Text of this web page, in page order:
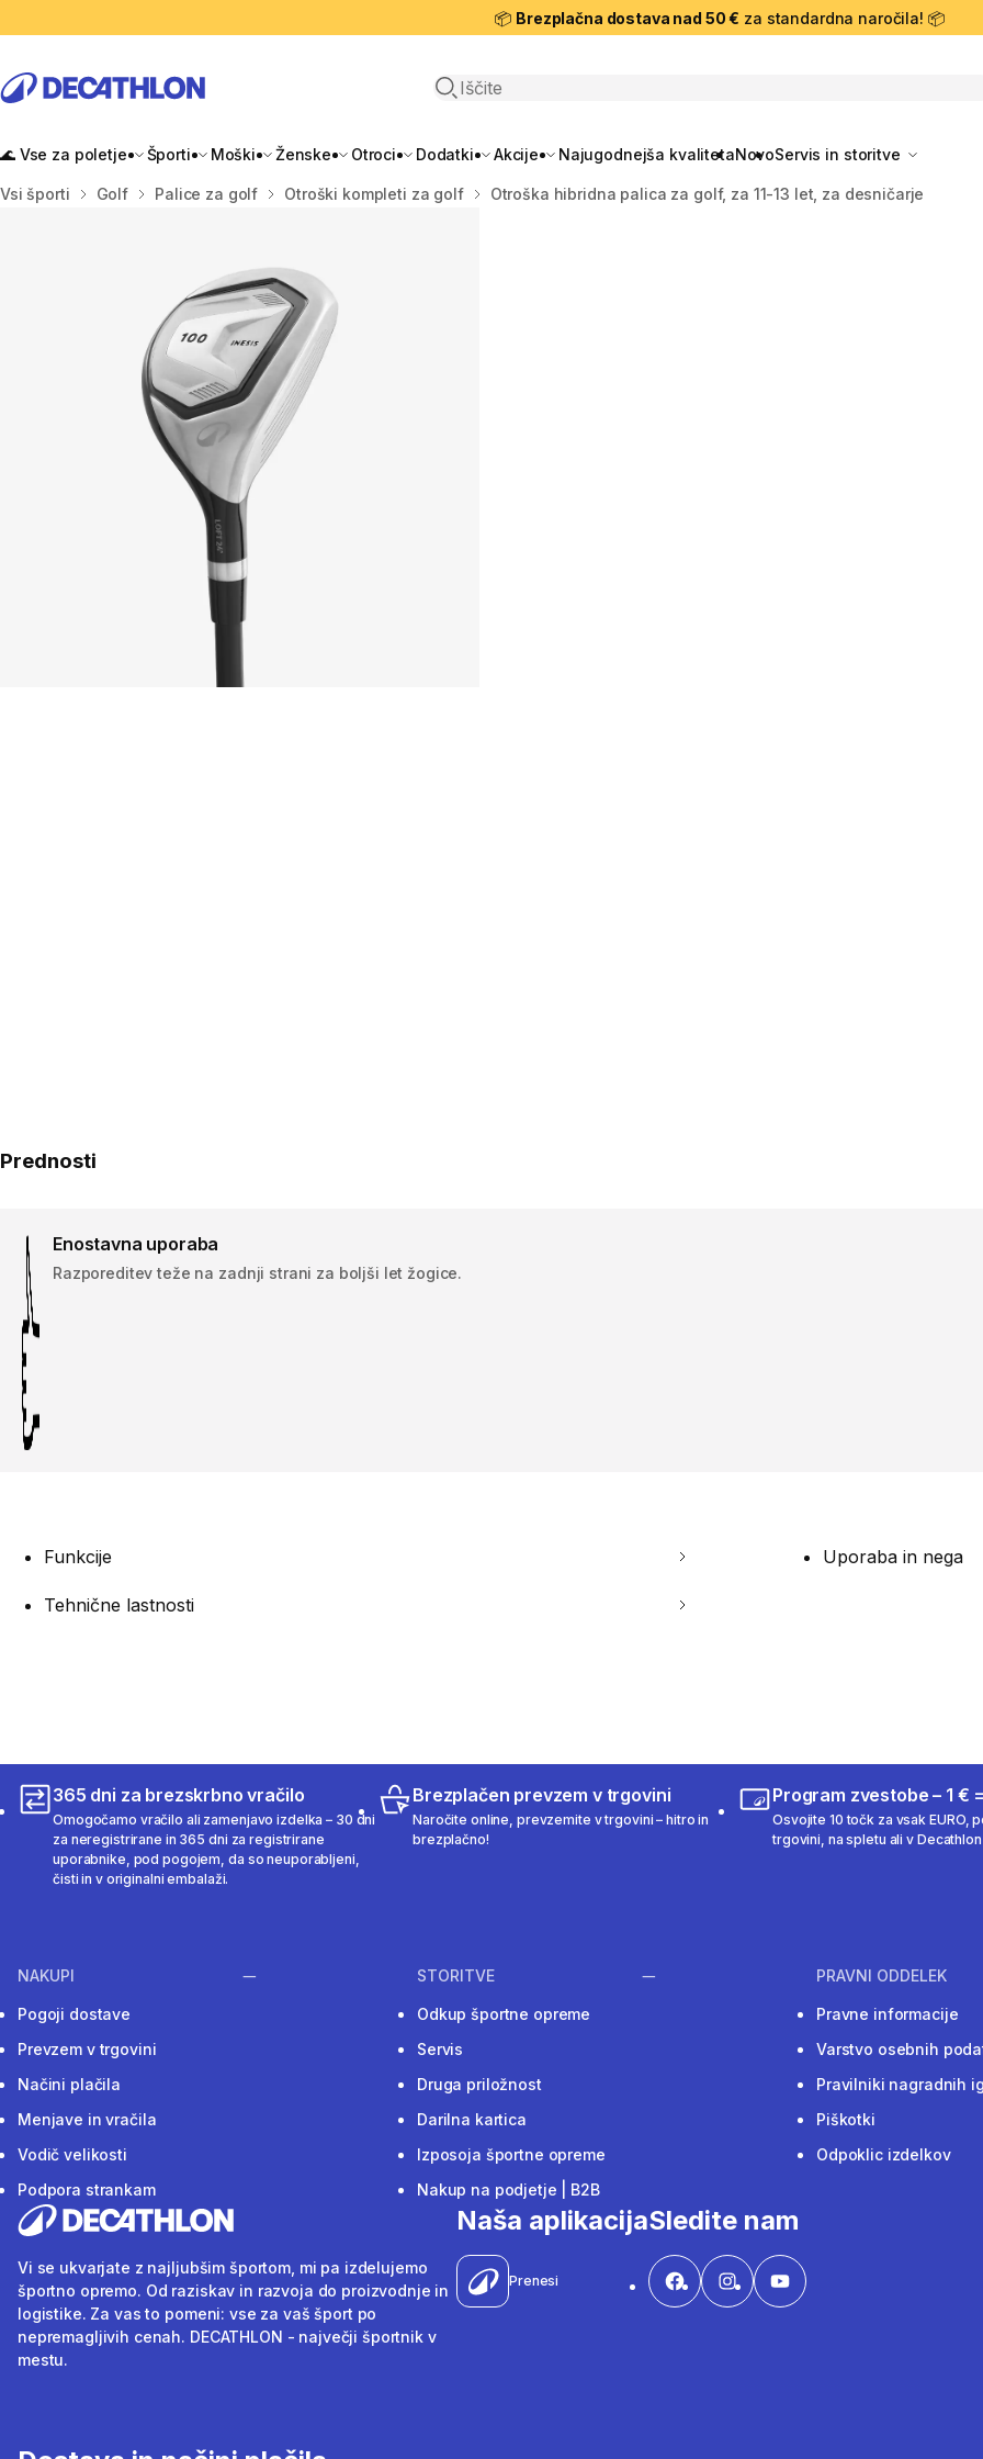
📦 Brezplačna dostava nad 50 € za standardna naročila! 📦
Odpri iskanje
🌊 Vse za poletje Športi Moški Ženske Otroci Dodatki Akcije Najugodnejša kvalitetaNovoServis in storitve
Domov
Vsi športi Golf Palice za golf Otroški kompleti za golf Otroška hibridna palica za golf, za 11-13 let, za desničarje
Prednosti
Enostavna uporaba
Razporeditev teže na zadnji strani za boljši let žogice.
Funkcije Uporaba in nega
Tehnične lastnosti
365 dni za brezskrbno vračilo
Omogočamo vračilo ali zamenjavo izdelka – 30 dni
za neregistrirane in 365 dni za registrirane
uporabnike, pod pogojem, da so neuporabljeni,
čisti in v originalni embalaži.
Brezplačen prevzem v trgovini
Naročite online, prevzemite v trgovini – hitro in
brezplačno!
Program zvestobe – 1 €
Osvojite 10 točk za vsak EURO,
trgovini, na spletu ali v
NAKUPI
Pogoji dostave
Prevzem v trgovini
Načini plačila
Menjave in vračila
Vodič velikosti
Podpora strankam
STORITVE
Odkup športne opreme
Servis
Druga priložnost
Darilna kartica
Izposoja športne opreme
Nakup na podjetje | B2B
PRAVNI ODDELEK
Pravne informacije
Varstvo osebnih
Pravilniki nagradnih
Piškotki
Odpoklic izdelkov
Vi se ukvarjate z najljubšim športom, mi pa izdelujemo
športno opremo. Od raziskav in razvoja do proizvodnje in
logistike. Za vas to pomeni: vse za vaš šport po
nepremagljivih cenah. DECATHLON - največji športnik v
mestu.
Naša aplikacija
Prenesi
Sledite nam